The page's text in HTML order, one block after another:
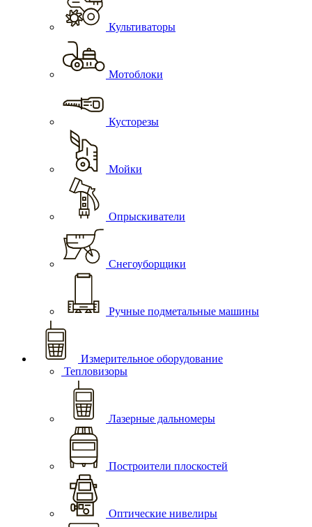
Культиваторы
Мотоблоки
Кусторезы
Мойки
Опрыскиватели
Снегоуборщики
Ручные подметальные машины
Измерительное оборудование
Тепловизоры
Лазерные дальномеры
Построители плоскостей
Оптические нивелиры